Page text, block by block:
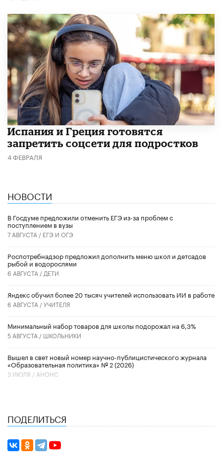
Испания и Греция готовятся
запретить соцсети для подростков
4 ФЕВРАЛЯ
НОВОСТИ
В Госдуме предложили отменить ЕГЭ из-за проблем с
поступлением в вузы
7 АВГУСТА / ЕГЭ И ОГЭ
Роспотребнадзор предложил дополнить меню школ и детсадов
рыбой и водорослями
6 АВГУСТА / ДЕТИ
​Яндекс обучил более 20 тысяч учителей использовать ИИ в работе
6 АВГУСТА /УЧИТЕЛЯ
Минимальный набор товаров для школы подорожал на 6,3%
5 АВГУСТА / ШКОЛЬНИКИ
Вышел в свет новый номер научно-публицистического журнала
«Образовательная политика» № 2 (2026)
3 ИЮЛЯ / АНОНС
ПОДЕЛИТЬСЯ